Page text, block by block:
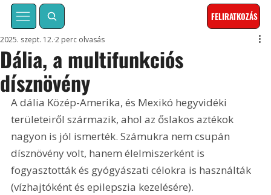
FELIRATKOZÁS
Dália, a multifunkciós
dísznövény
2025. szept. 12. 2 perc olvasás
A dália Közép-Amerika, és Mexikó hegyvidéki
területeiről származik, ahol az őslakos aztékok
nagyon is jól ismerték. Számukra nem csupán
dísznövény volt, hanem élelmiszerként is
fogyasztották és gyógyászati célokra is használták
(vízhajtóként és epilepszia kezelésére).